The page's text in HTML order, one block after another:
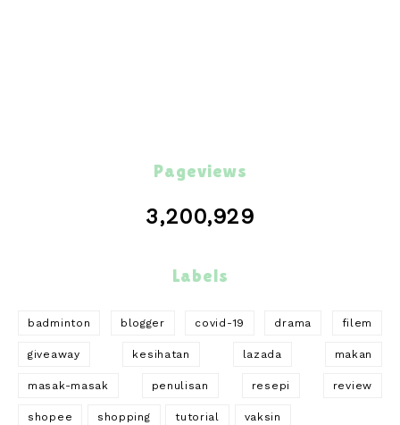
Pageviews
3,200,929
Labels
badminton blogger covid-19 drama filem
giveaway kesihatan lazada makan
masak-masak penulisan resepi review
shopee shopping tutorial vaksin